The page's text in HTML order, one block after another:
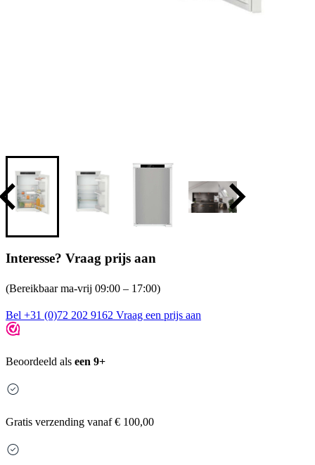
Interesse? Vraag prijs aan
(Bereikbaar ma-vrij 09:00 – 17:00)
Bel +31 (0)72 202 9162 Vraag een prijs aan
Beoordeeld als een 9+
Gratis verzending vanaf € 100,00